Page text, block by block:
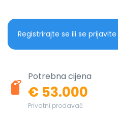
Registrirajte se ili se
Potrebna cijena
€ 53.000
Privatni prodavač